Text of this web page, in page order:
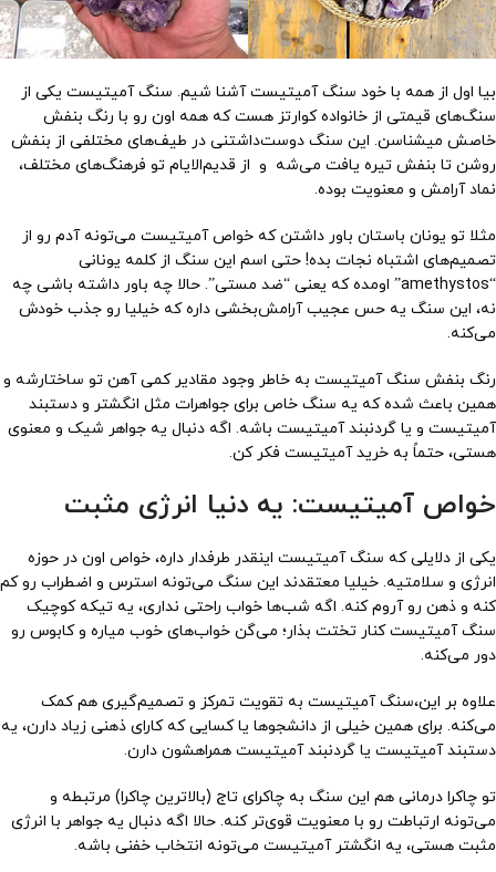
بیا اول از همه با خود سنگ آمیتیست آشنا شیم. سنگ آمیتیست یکی از
سنگ‌های قیمتی از خانواده کوارتز هست که همه اون رو با رنگ بنفش
خاصش میشناسن. این سنگ دوست‌داشتنی در طیف‌های مختلفی از بنفش
روشن تا بنفش تیره یافت می‌شه و از قدیم‌الایام تو فرهنگ‌های مختلف،
نماد آرامش و معنویت بوده.
مثلا تو یونان باستان باور داشتن که خواص آمیتیست می‌تونه آدم رو از
تصمیم‌های اشتباه نجات بده! حتی اسم این سنگ از کلمه یونانی
“amethystos” اومده که یعنی “ضد مستی”. حالا چه باور داشته باشی چه
نه، این سنگ یه حس عجیب آرامش‌بخشی داره که خیلیا رو جذب خودش
می‌کنه.
رنگ بنفش سنگ آمیتیست به خاطر وجود مقادیر کمی آهن تو ساختارشه و
همین باعث شده که یه سنگ خاص برای جواهرات مثل انگشتر و دستبند
آمیتیست و یا گردنبند آمیتیست باشه. اگه دنبال یه جواهر شیک و معنوی
هستی، حتماً به خرید آمیتیست فکر کن.
خواص آمیتیست: یه دنیا انرژی مثبت
یکی از دلایلی که سنگ آمیتیست اینقدر طرفدار داره، خواص اون در حوزه
انرژی و سلامتیه. خیلیا معتقدند این سنگ می‌تونه استرس و اضطراب رو کم
کنه و ذهن رو آروم کنه. اگه شب‌ها خواب راحتی نداری، یه تیکه کوچیک
سنگ آمیتیست کنار تختت بذار؛ می‌گن خواب‌های خوب میاره و کابوس رو
دور می‌کنه.
علاوه بر این،سنگ آمیتیست به تقویت تمرکز و تصمیم‌گیری هم کمک
می‌کنه. برای همین خیلی از دانشجوها یا کسایی که کارای ذهنی زیاد دارن، یه
دستبند آمیتیست یا گردنبند آمیتیست همراهشون دارن.
تو چاکرا درمانی هم این سنگ به چاکرای تاج (بالاترین چاکرا) مرتبطه و
می‌تونه ارتباطت رو با معنویت قوی‌تر کنه. حالا اگه دنبال یه جواهر با انرژی
مثبت هستی، یه انگشتر آمیتیست می‌تونه انتخاب خفنی باشه.